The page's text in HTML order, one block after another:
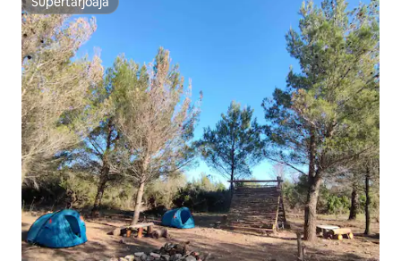
Supertarjoaja